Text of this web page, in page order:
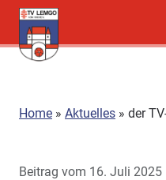
Direkt
zum
Inhalt
Home » Aktuelles » der
Beitrag vom 16. Juli 2025